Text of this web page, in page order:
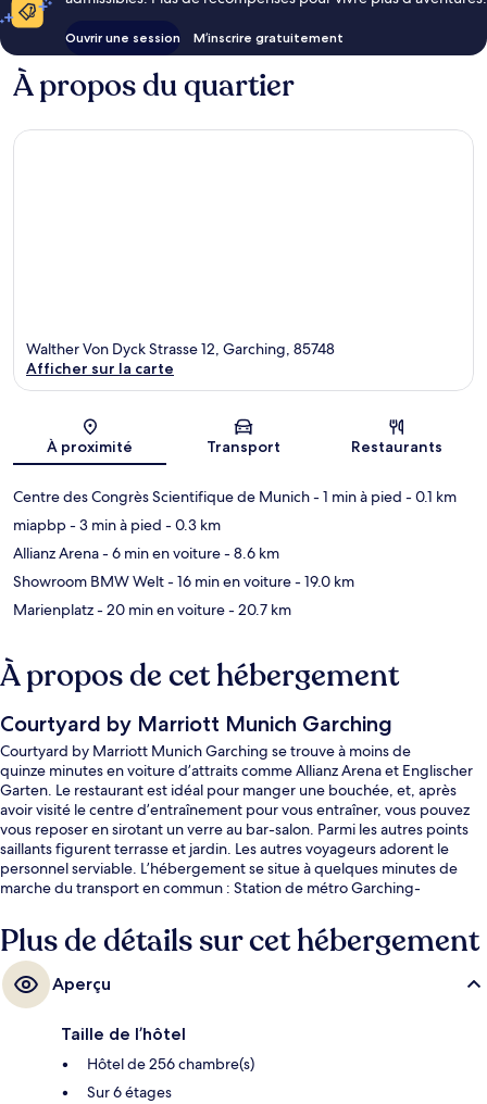
Ouvrir une session M’inscrire gratuitement
À propos du quartier
Carte
Walther Von Dyck Strasse 12, Garching, 85748
Afficher sur la carte
À proximité Transport Restaurants
Centre des Congrès Scientifique de Munich- 1 min à pied - 0.1 km
miapbp- 3 min à pied - 0.3 km
Allianz Arena- 6 min en voiture- 8.6 km
Showroom BMW Welt- 16 min en voiture- 19.0 km
Marienplatz- 20 min en voiture- 20.7 km
À propos de cet hébergement
Courtyard by Marriott Munich Garching
Courtyard by Marriott Munich Garching se trouve à moins de
quinze minutes en voiture d’attraits comme Allianz Arena et Englischer
Garten. Le restaurant est idéal pour manger une bouchée, et, après
avoir visité le centre d’entraînement pour vous entraîner, vous pouvez
vous reposer en sirotant un verre au bar-salon. Parmi les autres points
saillants figurent terrasse et jardin. Les autres voyageurs adorent le
personnel serviable. L’hébergement se situe à quelques minutes de
marche du transport en commun : Station de métro Garching-
Plus de détails sur cet hébergement
Aperçu
Taille de l’hôtel
Hôtel de 256 chambre(s)
Sur 6 étages